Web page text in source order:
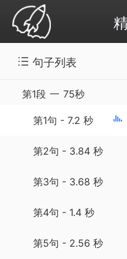
句子列表
第1段 一 75秒
第1句 - 7.2 秒
第2句 - 3.84 秒
第3句 - 3.68 秒
第4句 - 1.4 秒
第5句 - 2.56 秒